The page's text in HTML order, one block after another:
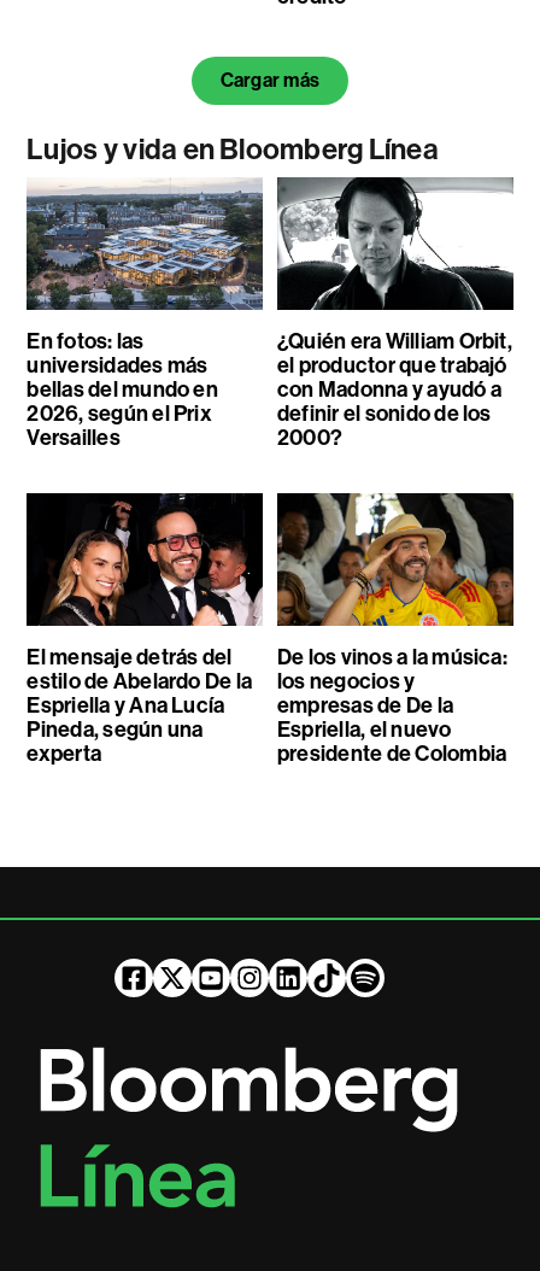
Cargar más
Lujos y vida en Bloomberg Línea
En fotos: las
universidades más
bellas del mundo en
2026, según el Prix
Versailles
¿Quién era William Orbit,
el productor que trabajó
con Madonna y ayudó a
definir el sonido de los
2000?
El mensaje detrás del
estilo de Abelardo De la
Espriella y Ana Lucía
Pineda, según una
experta
De los vinos a la música:
los negocios y
empresas de De la
Espriella, el nuevo
presidente de Colombia